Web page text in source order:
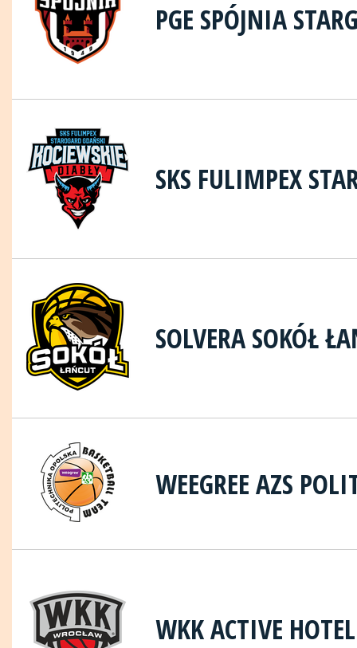
PGE SPÓJNIA
SKS FULIMPEX
SOLVERA SOKÓŁ
WEEGREE AZS
WKK ACTIVE